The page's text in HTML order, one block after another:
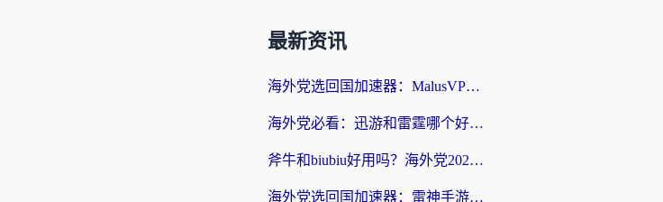
最新资讯
海外党选回国加速器：MalusVPN好用吗？和快帆VPN哪个好？附真实对比与避坑指南
海外党必看：迅游和雷霆哪个好？3分钟教你选对回国加速器，无缝刷国内剧玩手游
斧牛和biubiu好用吗？海外党2026亲测回国加速器指南，附番茄加速器深度体验
海外党选回国加速器：雷神手游和洞见哪个好？附iPhone免费VPN推荐及ChickCNUfunR实测